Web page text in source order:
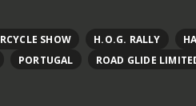
SHOW H.O.G. RALLY
PORTUGAL ROAD GLIDE